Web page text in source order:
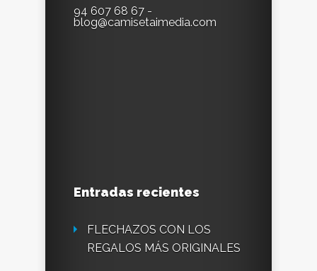
94 607 68 67 -
blog@camisetaimedia.com
Entradas recientes
FLECHAZOS CON LOS
REGALOS MÁS ORIGINALES